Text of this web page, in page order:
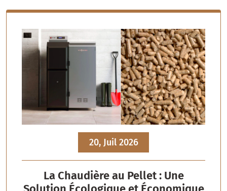
20, Juil 2026
La Chaudière au Pellet : Une